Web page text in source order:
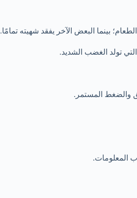
بينما البعض الآخر يفقد شهيته تمامًا.
تولد الغضب الشديد.
والضغط المستمر.
المعلومات.